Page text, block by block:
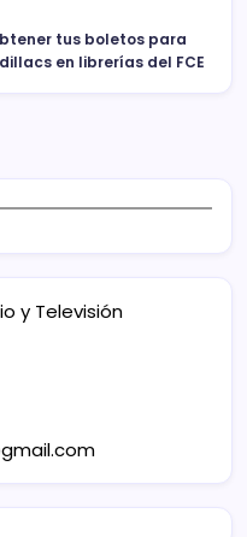
tus boletos para
en librerías del FCE
y Televisión